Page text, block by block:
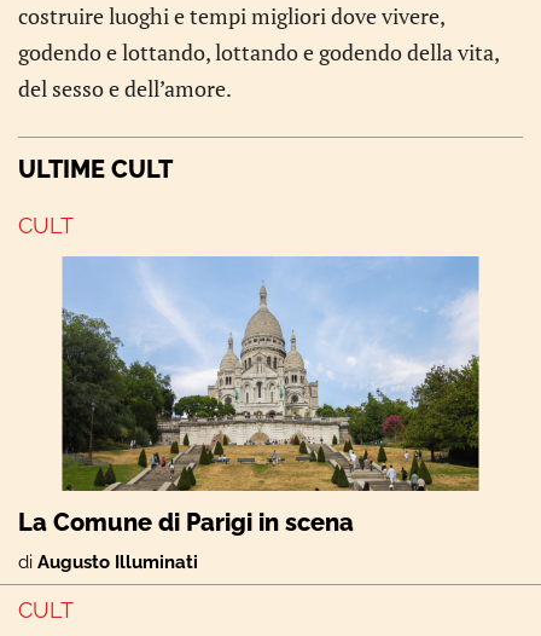
costruire luoghi e tempi migliori dove vivere,
godendo e lottando, lottando e godendo della vita,
del sesso e dell’amore.
ULTIME CULT
CULT
La Comune di Parigi in scena
di Augusto Illuminati
CULT